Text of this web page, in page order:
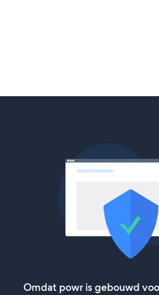
Omdat powr is gebouwd